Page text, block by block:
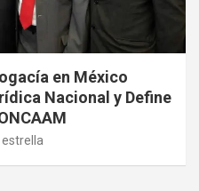
en México
Nacional y Define
estrella